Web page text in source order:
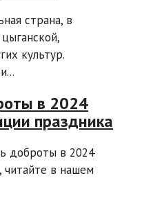
страна, в
культур.
в 2024
праздника
доброты в 2024
читайте в нашем